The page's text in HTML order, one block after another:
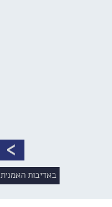
באדיבות האמנית